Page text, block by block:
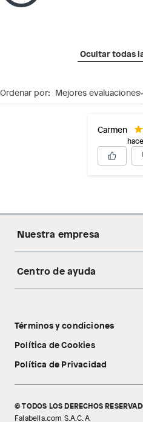
Ocultar todas
Ordenar por: Mejores evaluaciones
Carmen
Nuestra empresa
Acerca de nosotros
Tecnología Pillow Walk
Centro de ayuda
Libro de reclamaciones
Términos y condiciones
Política de Cookies
Política de Privacidad
© TODOS LOS DERECHOS
Falabella.com S.A.C. A